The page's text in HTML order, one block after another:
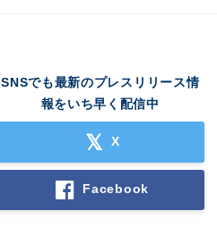
SNSでも最新のプレスリリース情
報をいち早く配信中
X
Facebook